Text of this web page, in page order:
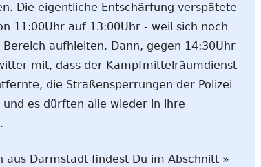
Die eigentliche Entschärfung verspätete
11:00Uhr auf 13:00Uhr - weil sich noch
aufhielten. Dann, gegen 14:30Uhr
mit, dass der Kampfmittelräumdienst
die Straßensperrungen der Polizei
es dürften alle wieder in ihre
aus Darmstadt findest Du im Abschnitt »